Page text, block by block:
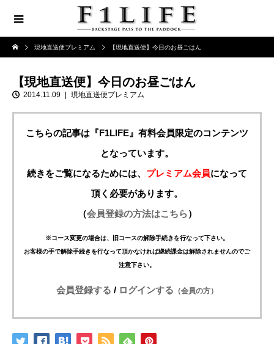
現地直送便プレミアム 【現地直送便】今日のお昼ごはん
【現地直送便】今日のお昼ごはん
2014.11.09 現地直送便プレミアム
こちらの記事は『F1LIFE』有料会員限定のコンテンツ
となっています。
続きをご覧になるためには、 プレミアム会員になって
頂く必要があります。
（会員登録の方法はこちら）
※コース変更の場合は、旧コースの解除手続きを行なって下さい。
お客様の手で解除手続きを行なって頂かなければ継続課金は解除されませんのでご
注意下さい。
会員登録する / ログインする （会員の方）